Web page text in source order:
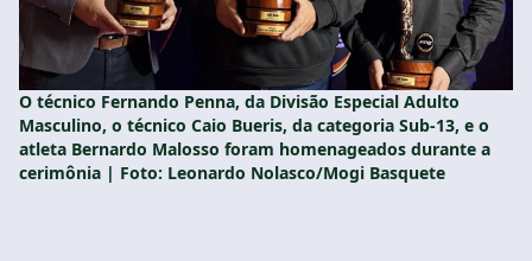
O técnico Fernando Penna, da Divisão Especial Adulto
Masculino, o técnico Caio Bueris, da categoria Sub-13, e o
atleta Bernardo Malosso foram homenageados durante a
cerimônia | Foto: Leonardo Nolasco/Mogi Basquete